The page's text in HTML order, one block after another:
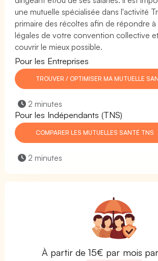
une mutuelle spécialisée dans l'activité
primaire des récoltes afin de répondre
légales de votre convention collective
couvrir le mieux possible.
Pour les Entreprises
TROUVER / OPTIMISER MA MUTUELLE
2 minutes
Pour les Indépendants (TNS)
COMPARER LES MUTUELLES SANTÉ TNS
2 minutes
À partir de 15€ par mois